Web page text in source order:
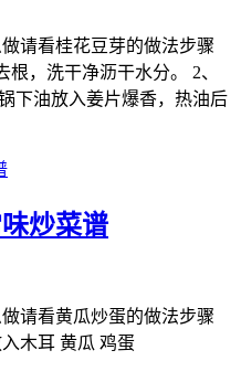
请看桂花豆芽的做法步骤
，洗干净沥干水分。 2、
下油放入姜片爆香，热油后
炒菜谱
请看黄瓜炒蛋的做法步骤
木耳 黄瓜 鸡蛋